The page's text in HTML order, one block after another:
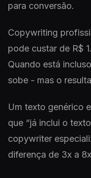
para conversão.
Copywriting
pode custar de R$
Quando está
sobe - mas o
Um texto genérico
que “já inclui o
copywriter
diferença de 3x a